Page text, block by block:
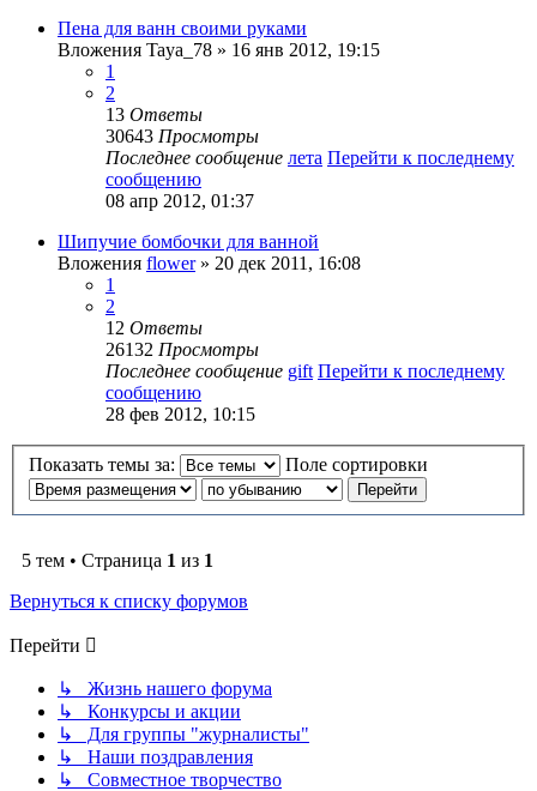
Пена для ванн своими руками
Вложения Taya_78 » 16 янв 2012, 19:15
1
2
13 Ответы
30643 Просмотры
Последнее сообщение лета Перейти к последнему
сообщению
08 апр 2012, 01:37
Шипучие бомбочки для ванной
Вложения flower» 20 дек 2011, 16:08
1
2
12 Ответы
26132 Просмотры
Последнее сообщение gift Перейти к последнему
сообщению
28 фев 2012, 10:15
Показать темы за: Поле сортировки
5 тем • Страница 1 из 1
Вернуться к списку форумов
Перейти
↳ Жизнь нашего форума
↳ Конкурсы и акции
↳ Для группы "журналисты"
↳ Наши поздравления
↳ Совместное творчество